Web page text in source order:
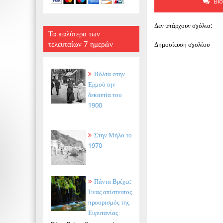
Τα καλύτερα των
τελευταίων 7 ημερών
Βόλτα στην
Ερμού την
δεκαετία του
1900
Στην Μήλο το
1970
Πάντα Βρέχει:
Ένας απίστευτος
προορισμός της
Ευρυτανίας
Δεν υπάρχουν σχόλια:
Δημοσίευση σχολίου